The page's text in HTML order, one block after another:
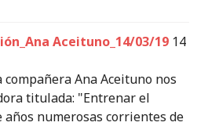
Aceituno_14/03/19 14
Ana Aceituno nos
titulada: "Entrenar el
años numerosas corrientes de